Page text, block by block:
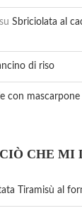
su Sbriciolata al
di riso
con mascarpone
CIÒ CHE MI
Tiramisù al